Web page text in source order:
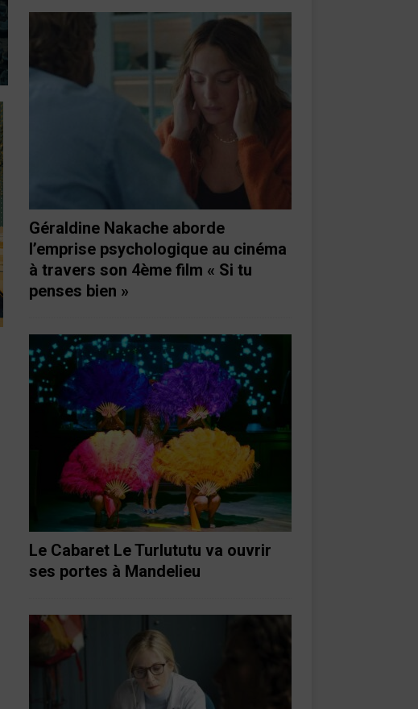
Géraldine Nakache aborde
l’emprise psychologique au cinéma
à travers son 4ème film « Si tu
penses bien »
Le Cabaret Le Turlututu va ouvrir
ses portes à Mandelieu